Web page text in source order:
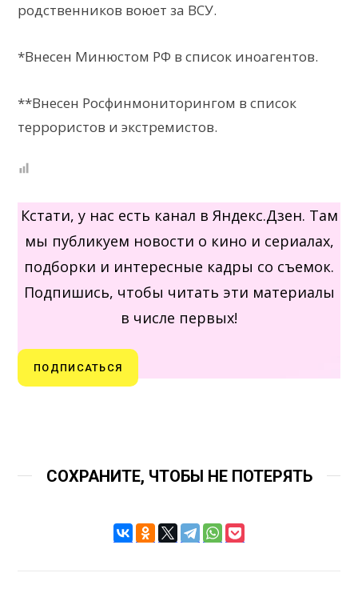
родственников воюет за ВСУ.
*Внесен Минюстом РФ в список иноагентов.
**Внесен Росфинмониторингом в список
террористов и экстремистов.
Кстати, у нас есть канал в Яндекс.Дзен. Там
мы публикуем новости о кино и сериалах,
подборки и интересные кадры со съемок.
Подпишись, чтобы читать эти материалы
в числе первых!
ПОДПИСАТЬСЯ
СОХРАНИТЕ, ЧТОБЫ НЕ ПОТЕРЯТЬ